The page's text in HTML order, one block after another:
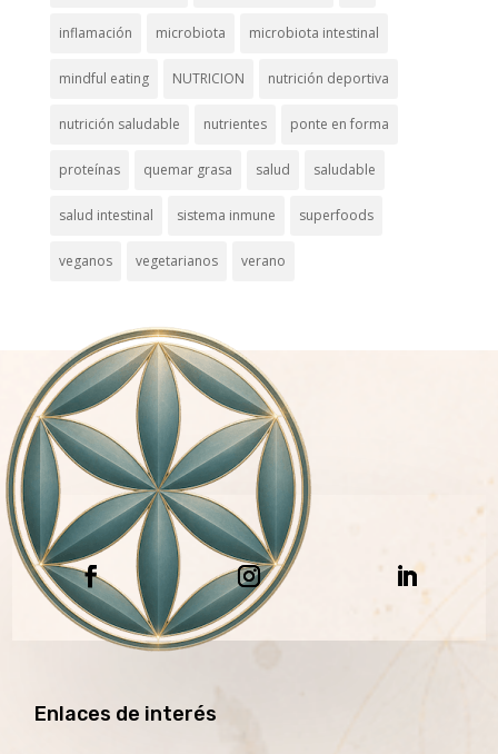
inflamación microbiota microbiota intestinal
mindful eating NUTRICION nutrición deportiva
nutrición saludable nutrientes ponte en forma
proteínas quemar grasa salud saludable
salud intestinal sistema inmune superfoods
veganos vegetarianos verano
Enlaces de interés